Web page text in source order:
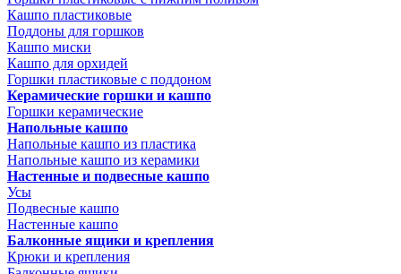
Кашпо пластиковые
Поддоны для горшков
Кашпо миски
Кашпо для орхидей
Горшки пластиковые с поддоном
Керамические горшки и кашпо
Горшки керамические
Напольные кашпо
Напольные кашпо из пластика
Напольные кашпо из керамики
Настенные и подвесные кашпо
Усы
Подвесные кашпо
Настенные кашпо
Балконные ящики и крепления
Крюки и крепления